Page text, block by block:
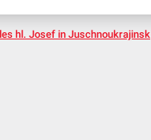
hl. Josef in Juschnoukrajinsk